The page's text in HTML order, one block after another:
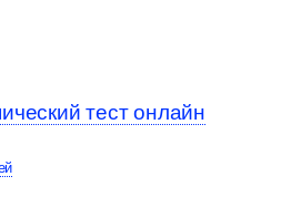
тест онлайн